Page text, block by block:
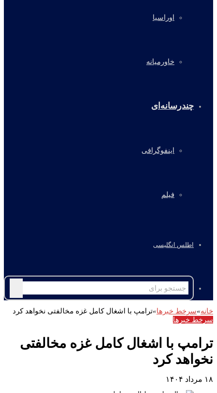
اوراسیا
خاورمیانه
چندرسانه‌ای
اینفوگرافی
فیلم
اطلس انگلیسی
برای
خانه»سرخط خبرها»ترامپ با اشغال کامل غزه مخالفتی نخواهد کرد
سرخط خبرها
ترامپ با اشغال کامل غزه مخالفتی
نخواهد کرد
۱۸ مرداد ۱۴۰۴